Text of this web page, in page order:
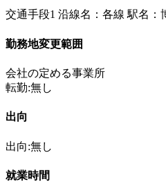
交通手段1 沿線名：各線 駅名：
勤務地変更範囲
会社の定める事業所
転勤:無し
出向
出向:無し
就業時間